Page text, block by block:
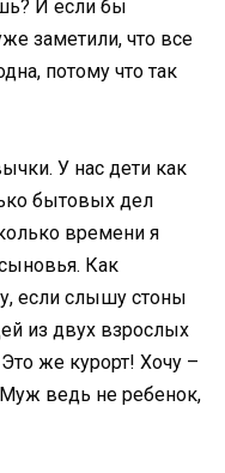
И если бы
заметили, что все
потому что так
У нас дети как
бытовых дел
времени я
Как
если слышу стоны
из двух взрослых
же курорт! Хочу –
ведь не ребенок,